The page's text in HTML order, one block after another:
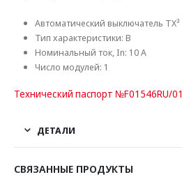
Автоматический выключатель TX³
Тип характеристики: B
Номинальный ток, In: 10 А
Число модулей: 1
Технический паспорт №F01546RU/01
ДЕТАЛИ
СВЯЗАННЫЕ ПРОДУКТЫ